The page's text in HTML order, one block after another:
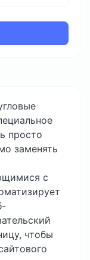
просто
заменять
с
чтобы